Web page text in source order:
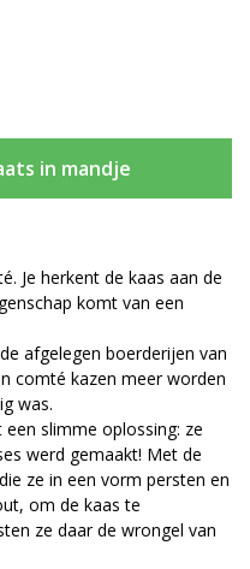
Je herkent de kaas aan de
komt van een
afgelegen boerderijen van
comté kazen meer worden
was.
slimme oplossing: ze
werd gemaakt! Met de
ze in een vorm persten en
om de kaas te
ze daar de wrongel van
in mandje